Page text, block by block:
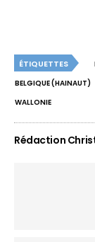
ÉTIQUETTES
BELGIQUE (HAINAUT)
WALLONIE
Rédaction